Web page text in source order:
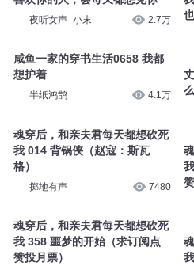
夜听女声_小末 2.7万
咸鱼一家的穿书生活0658 我都
想护着
半纸鸿鹊 4.1万
魂穿后，和亲夫君每天都想砍死
我 014 背锅侠（赵寇：斯瓦
格）
掷地有声 7480
魂穿后，和亲夫君每天都想砍死
我 358 噩梦的开始（求订阅点
赞投月票）